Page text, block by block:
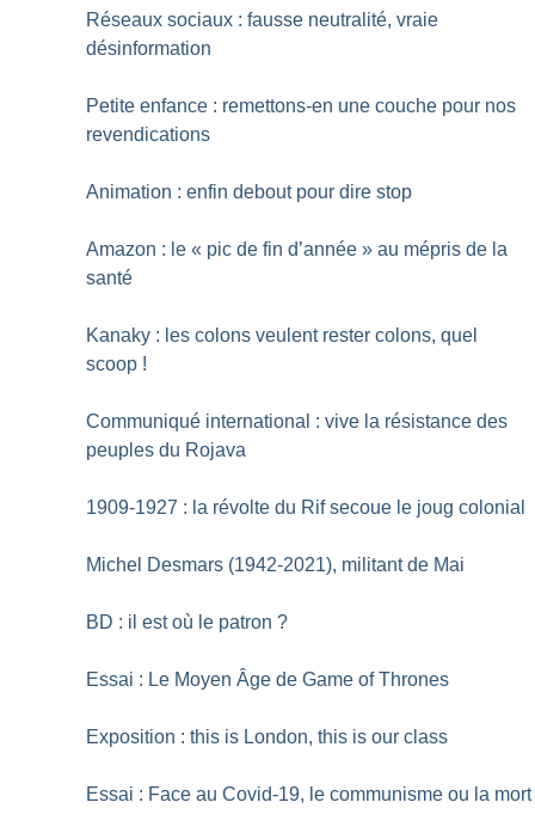
Réseaux sociaux : fausse neutralité, vraie
désinformation
Petite enfance : remettons-en une couche pour nos
revendications
Animation : enfin debout pour dire stop
Amazon : le « pic de fin d’année » au mépris de la
santé
Kanaky : les colons veulent rester colons, quel
scoop !
Communiqué international : vive la résistance des
peuples du Rojava
1909-1927 : la révolte du Rif secoue le joug colonial
Michel Desmars (1942-2021), militant de Mai
BD : il est où le patron ?
Essai : Le Moyen Âge de Game of Thrones
Exposition : this is London, this is our class
Essai : Face au Covid-19, le communisme ou la mort